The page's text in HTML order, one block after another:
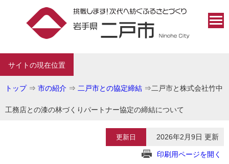
サイトの現在位置
トップ⇒ 市の紹介 ⇒ 二戸市との協定締結 ⇒二戸市と株式会社竹中
工務店との漆の林づくりパートナー協定の締結について
更新日 2026年2月9日 更新
印刷用ページを開く